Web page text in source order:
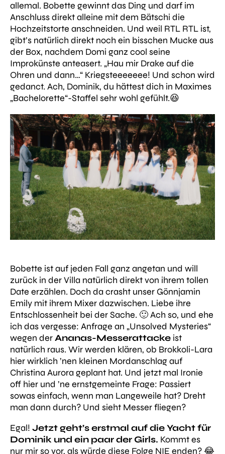
allemal. Bobette gewinnt das Ding und darf im
Anschluss direkt alleine mit dem Bätschi die
Hochzeitstorte anschneiden. Und weil RTL RTL ist,
gibt’s natürlich direkt noch ein bisschen Mucke aus
der Box, nachdem Domi ganz cool seine
Improkünste anteasert. „Hau mir Drake auf die
Ohren und dann…“ Kriegsteeeeeee! Und schon wird
gedanct. Ach, Dominik, du hättest dich in Maximes
„Bachelorette“-Staffel sehr wohl gefühlt.😆
Bobette ist auf jeden Fall ganz angetan und will
zurück in der Villa natürlich direkt von ihrem tollen
Date erzählen. Doch da crasht unser Gönnjamin
Emily mit ihrem Mixer dazwischen. Liebe ihre
Entschlossenheit bei der Sache. 🙂 Ach so, und ehe
ich das vergesse: Anfrage an „Unsolved Mysteries“
wegen derAnanas-Messerattacke ist
natürlich raus. Wir werden klären, ob Brokkoli-Lara
hier wirklich ’nen kleinen Mordanschlag auf
Christina Aurora geplant hat. Und jetzt mal Ironie
off hier und ’ne ernstgemeinte Frage: Passiert
sowas einfach, wenn man Langeweile hat? Dreht
man dann durch? Und sieht Messer fliegen?
Egal! Jetzt geht’s erstmal auf die Yacht für
Dominik und ein paar der Girls. Kommt es
nur mir so vor, als würde diese Folge NIE enden? 😂